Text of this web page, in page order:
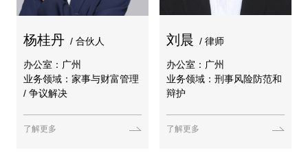
杨桂丹 / 合伙人
办公室：广州
业务领域：家事与财富管理
/ 争议解决
了解更多
刘晨 / 律师
办公室：广州
业务领域：刑事风险防范和
辩护
了解更多